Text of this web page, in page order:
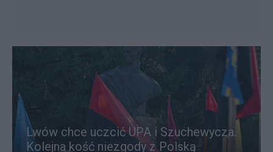
Lwów chce uczcić UPA i Szuchewycza.
Kolejna kość niezgody z Polską